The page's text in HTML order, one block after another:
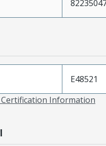
E48521
Certification Information